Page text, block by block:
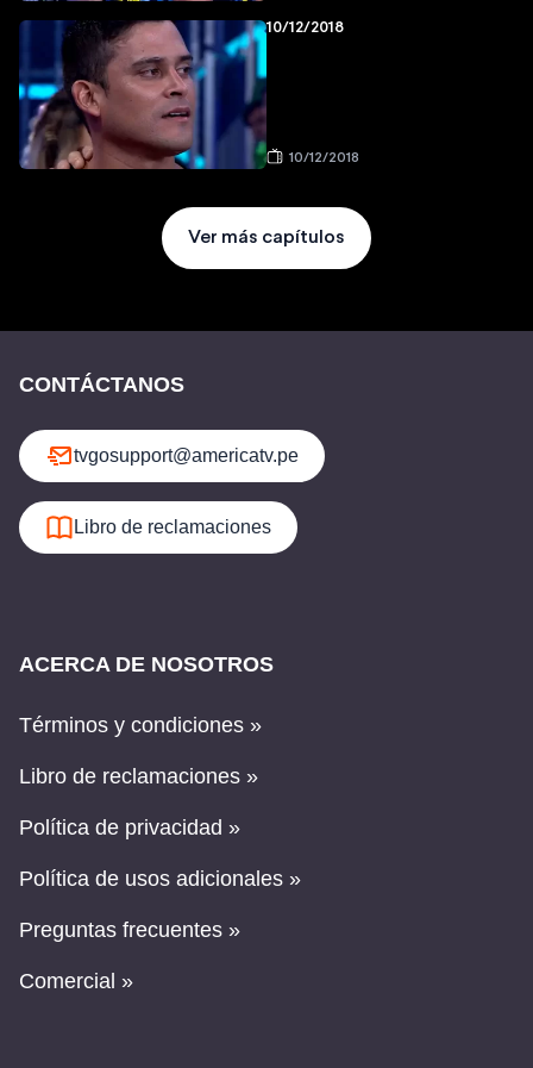
10/12/2018
10/12/2018
Ver más capítulos
CONTÁCTANOS
tvgosupport@americatv.pe
Libro de reclamaciones
ACERCA DE NOSOTROS
Términos y condiciones »
Libro de reclamaciones »
Política de privacidad »
Política de usos adicionales »
Preguntas frecuentes »
Comercial »